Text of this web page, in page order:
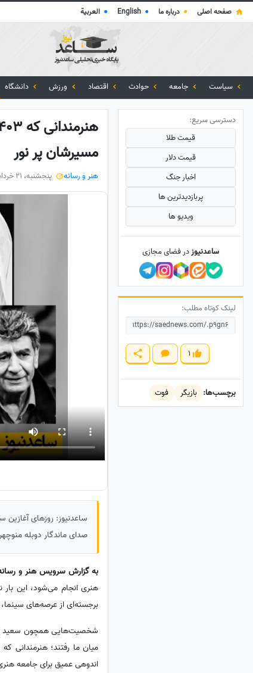
صفحه اصلی ● درباره ما ●
English
● العربية
سیاست جامعه حوادث اقتصاد ورزش دانشگاه
مسیرشان پر نور
هنر و رسانه پنجشنبه، 21 خرداد 1405
صدای ماندگار دوبله
به گزارش سرویس هنر و
برجسته‌ای از عرصه‌های سینما،
شخصیت‌هایی همچون سعید
میان ما رفتند؛ هنرمندانی
اندوهی عمیق برای جامعه
دسترسی سریع:
قیمت طلا
قیمت دلار
اخبار جنگ
پربازدید‌ترین ها
ویدیو ها
ساعدنیوزدر فضای مجازی
لینک کوتاه مطلب:
1
برچسب‌ها: بازیگر فوت